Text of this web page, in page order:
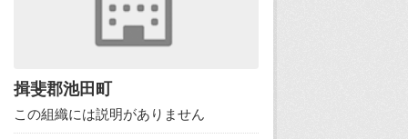
揖斐郡池田町
この組織には説明がありません